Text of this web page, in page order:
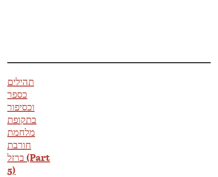
תהילים
כספר
וכסיפור
בתקופת
מלחמת
חורבת
ברזל (Part
5)